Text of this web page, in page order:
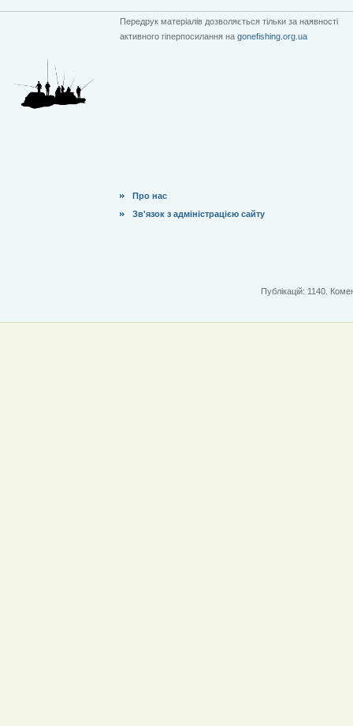
Передрук матеріалів дозволяється тільки за наявності
активного гіперпосилання на gonefishing.org.ua
Про нас
Зв'язок з адміністрацією сайту
Публікацій: 1140.